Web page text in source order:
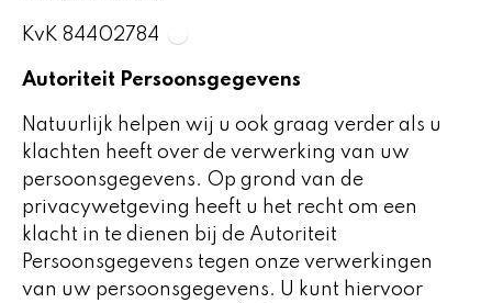
KvK 84402784
Autoriteit Persoonsgegevens
Natuurlijk helpen wij u ook graag verder als u
klachten heeft over de verwerking van uw
persoonsgegevens. Op grond van de
privacywetgeving heeft u het recht om een
klacht in te dienen bij de Autoriteit
Persoonsgegevens tegen onze verwerkingen
van uw persoonsgegevens. U kunt hiervoor